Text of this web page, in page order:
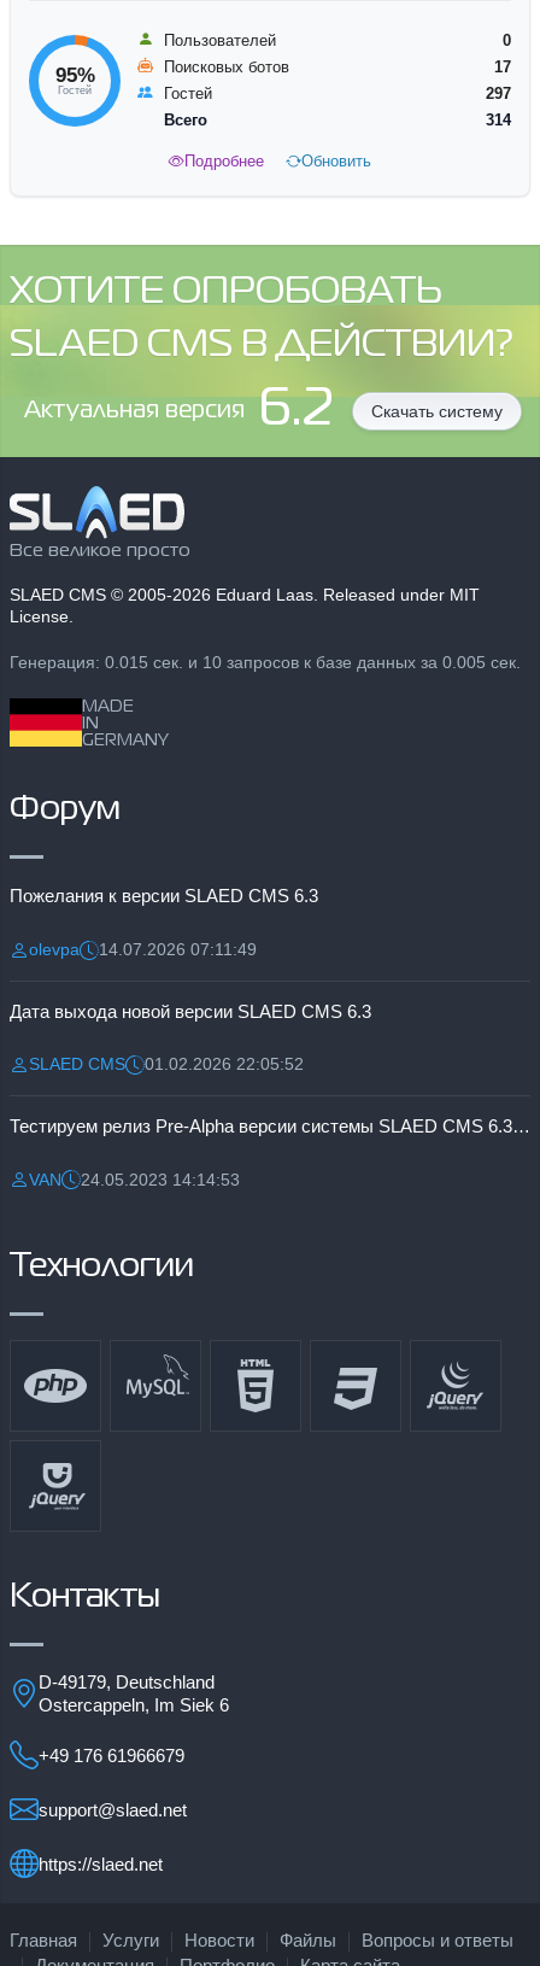
95%
Гостей
Пользователей
0
Поисковых ботов
17
Гостей
297
Всего
314
Подробнее Обновить
ХОТИТЕ ОПРОБОВАТЬ
SLAED CMS В ДЕЙСТВИИ?
Aктуальная версия 6.2 Скачать систему
Все великое просто
SLAED CMS © 2005-2026 Eduard Laas. Released under MIT
License.
Генерация: 0.015 сек. и 10 запросов к базе данных за 0.005 сек.
MADE
IN
GERMANY
Форум
Пожелания к версии SLAED CMS 6.3
Разместил:
olevpaДата:14.07.2026 07:11:49
Дата выхода новой версии SLAED CMS 6.3
Разместил:
SLAED CMSДата:01.02.2026 22:05:52
Тестируем релиз Pre-Alpha версии системы SLAED CMS 6.3 Pro
Разместил:
VANДата:24.05.2023 14:14:53
Технологии
Контакты
D-49179, Deutschland
Ostercappeln, Im Siek 6
+49 176 61966679
support@slaed.net
https://slaed.net
Главная Услуги Новости Файлы
Вопросы и ответы